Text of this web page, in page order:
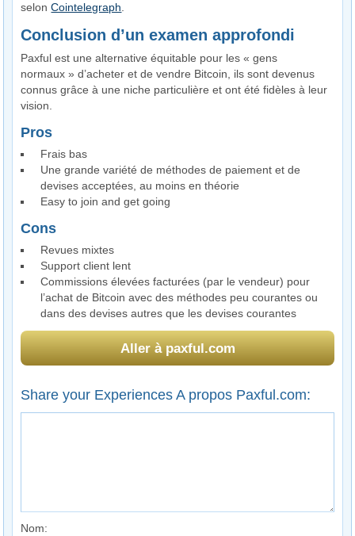
selonCointelegraph
Conclusion d’un examen approfondi
Paxful est une alternative équitable pour les « gens
normaux » d’acheter et de vendre Bitcoin, ils sont devenus
connus grâce à une niche particulière et ont été fidèles à leur
vision.
Pros
Frais bas
Une grande variété de méthodes de paiement et de
devises acceptées, au moins en théorie
Easy to join and get going
Cons
Revues mixtes
Support client lent
Commissions élevées facturées (par le vendeur) pour
l’achat de Bitcoin avec des méthodes peu courantes ou
dans des devises autres que les devises courantes
Aller à paxful.com
Share your Experiences A propos Paxful.com:
Nom: